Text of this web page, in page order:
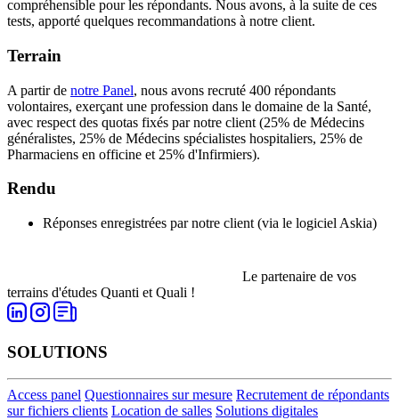
compréhensible pour les répondants. Nous avons, à la suite de ces
tests, apporté quelques recommandations à notre client.
Terrain
A partir de notre Panel, nous avons recruté 400 répondants
volontaires, exerçant une profession dans le domaine de la Santé,
avec respect des quotas fixés par notre client (25% de Médecins
généralistes, 25% de Médecins spécialistes hospitaliers, 25% de
Pharmaciens en officine et 25% d'Infirmiers).
Rendu
Réponses enregistrées par notre client (via le logiciel Askia)
Le partenaire de vos
terrains d'études Quanti et Quali !
SOLUTIONS
Access panel Questionnaires sur mesure Recrutement de répondants
sur fichiers clients Location de salles Solutions digitales